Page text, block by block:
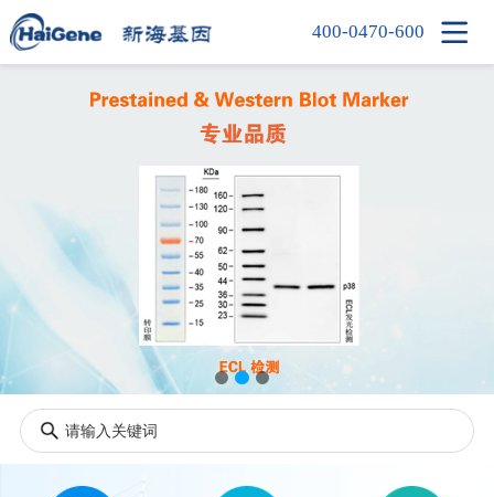
产品中心
公司简介
人才招聘
400-0470-600 